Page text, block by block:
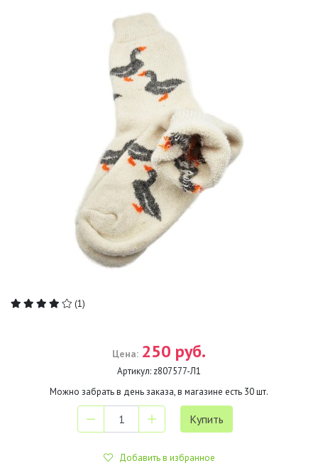
(1)
Цена: 250 руб.
Артикул: z807577-Л1
Можно забрать в день заказа, в магазине есть 30шт.
Добавить в избранное